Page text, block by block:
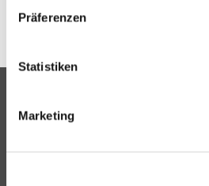
Präferenzen
Statistiken
Marketing
IMMOBILIEN